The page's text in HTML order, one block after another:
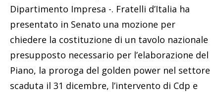
Dipartimento Impresa -. Fratelli d’Italia ha
presentato in Senato una mozione per
chiedere la costituzione di un tavolo nazionale
presupposto necessario per l’elaborazione del
Piano, la proroga del golden power nel settore
scaduta il 31 dicembre, l’intervento di Cdp e